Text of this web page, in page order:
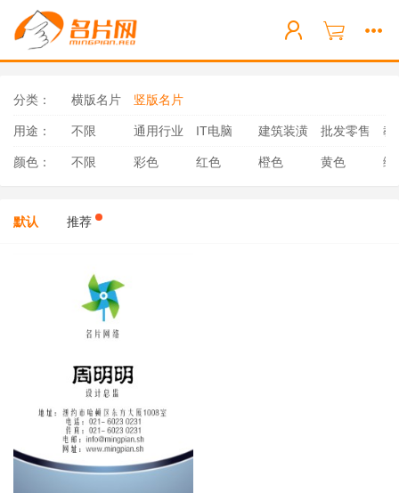
分类： 横版名片 竖版名片
用途： 不限 通用行业 IT电脑 建筑装潢 批发零售 教
颜色： 不限 彩色 红色 橙色 黄色 绿
默认 推荐